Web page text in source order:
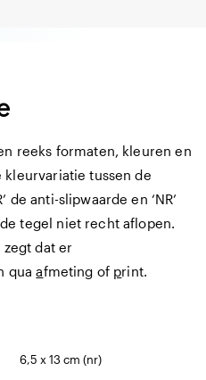
reeks formaten, kleuren en
kleurvariatie tussen de
de anti-slipwaarde en ‘NR’
tegel niet recht aflopen.
zegt dat er
quaafmeting of print.
6,5 x 13 cm (nr)